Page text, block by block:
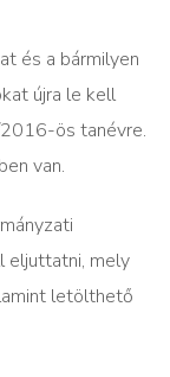
és a bármilyen
újra le kell
ös tanévre.
van.
eljuttatni, mely
letölthető